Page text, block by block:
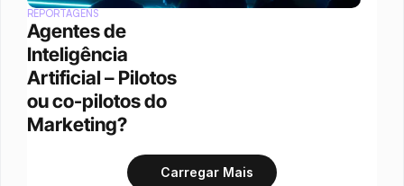
REPORTAGENS
Agentes de
Inteligência
Artificial – Pilotos
ou co-pilotos do
Marketing?
Carregar Mais